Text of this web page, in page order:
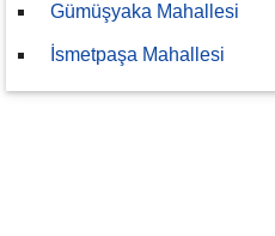
Gümüşyaka Mahallesi
İsmetpaşa Mahallesi